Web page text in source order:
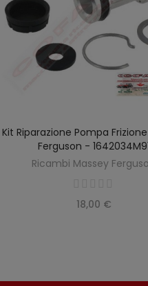
SCOPRIRE
Kit Riparazione Pompa
Ferguson -
Ricambi Massey
18,00 €